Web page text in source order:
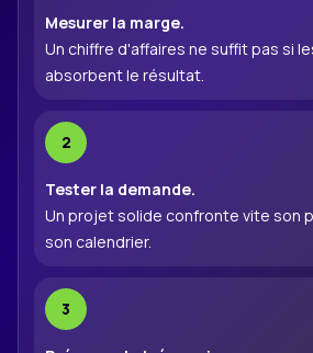
Mesurer la marge.
Un chiffre d'affaires ne suffit pas si
absorbent le résultat.
Tester la demande.
Un projet solide confronte vite son
son calendrier.